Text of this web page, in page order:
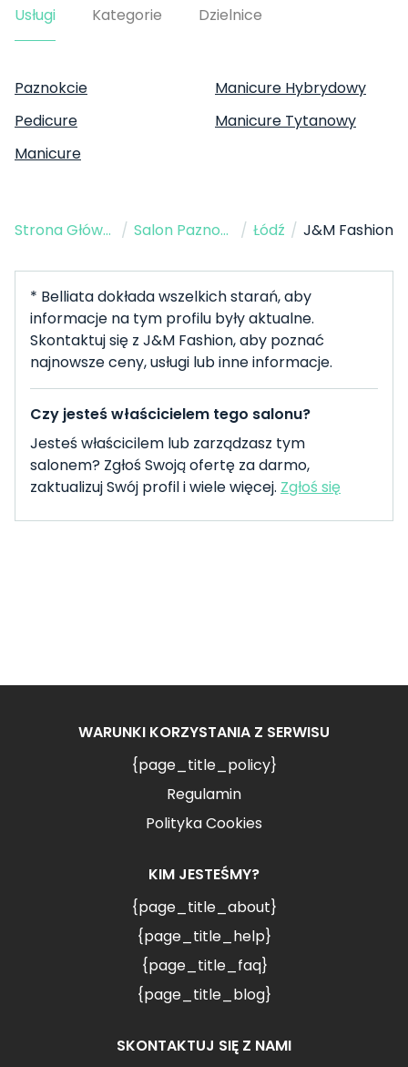
Usługi Kategorie Dzielnice
Paznokcie
Manicure Hybrydowy
Pedicure
Manicure Tytanowy
Manicure
Strona Główna / Salon Paznokci / Łódź / J&M Fashion
* Belliata dokłada wszelkich starań, aby
informacje na tym profilu były aktualne.
Skontaktuj się z J&M Fashion, aby poznać
najnowsze ceny, usługi lub inne informacje.
Czy jesteś właścicielem tego salonu?
Jesteś właścicilem lub zarządzasz tym
salonem? Zgłoś Swoją ofertę za darmo,
zaktualizuj Swój profil i wiele więcej. Zgłoś się
WARUNKI KORZYSTANIA Z SERWISU
{page_title_policy}
Regulamin
Polityka Cookies
KIM JESTEŚMY?
{page_title_about}
{page_title_help}
{page_title_faq}
{page_title_blog}
SKONTAKTUJ SIĘ Z NAMI